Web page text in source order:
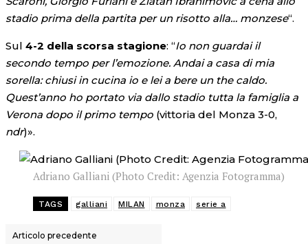
stadio prima della partita per un risotto alla… monzese“.
Sul 4-2 della scorsa stagione: “Io non guardai il
secondo tempo per l’emozione. Andai a casa di mia
sorella: chiusi in cucina io e lei a bere un the caldo.
Quest’anno ho portato via dallo stadio tutta la famiglia a
Verona dopo il primo tempo (vittoria del Monza 3-0,
ndr)».
Adriano Galliani (Photo Credit: Agenzia Fotogramma)
TAGS galliani MILAN monza serie a
Articolo precedente